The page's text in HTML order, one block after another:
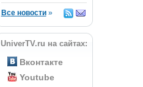
Все новости»
UniverTV.ru на сайтах:
Вконтакте
Youtube